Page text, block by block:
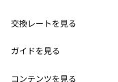
MetaMask Connect
Snaps
Web3サービス
セキュリティ
イーサリアムの価格
Solanaの価格
交換レートを見る
ETH→USD
USDT→INR
ガイドを見る
コンテンツを見る